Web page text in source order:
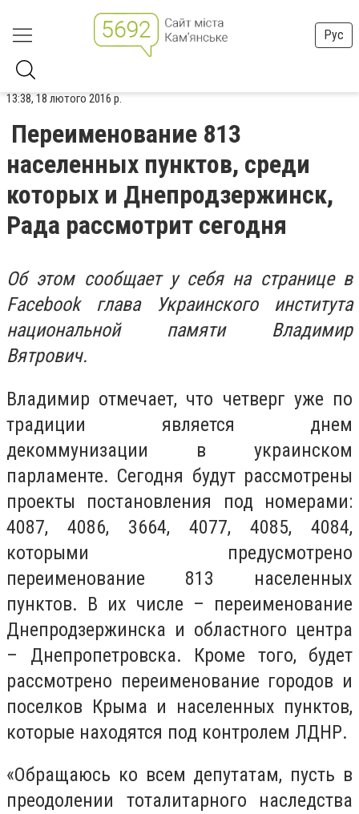
Рус
13:38, 18 лютого 2016 р.
Переименование 813
населенных пунктов, среди
которых и Днепродзержинск,
Рада рассмотрит сегодня
Об этом сообщает у себя на странице в
Facebook глава Украинского института
национальной памяти Владимир
Вятрович.
Владимир отмечает, что четверг уже по
традиции является днем
декоммунизации в украинском
парламенте. Сегодня будут рассмотрены
проекты постановления под номерами:
4087, 4086, 3664, 4077, 4085, 4084,
которыми предусмотрено
переименование 813 населенных
пунктов. В их числе – переименование
Днепродзержинска и областного центра
– Днепропетровска. Кроме того, будет
рассмотрено переименование городов и
поселков Крыма и населенных пунктов,
которые находятся под контролем ЛДНР.
«Обращаюсь ко всем депутатам, пусть в
преодолении тоталитарного наследства